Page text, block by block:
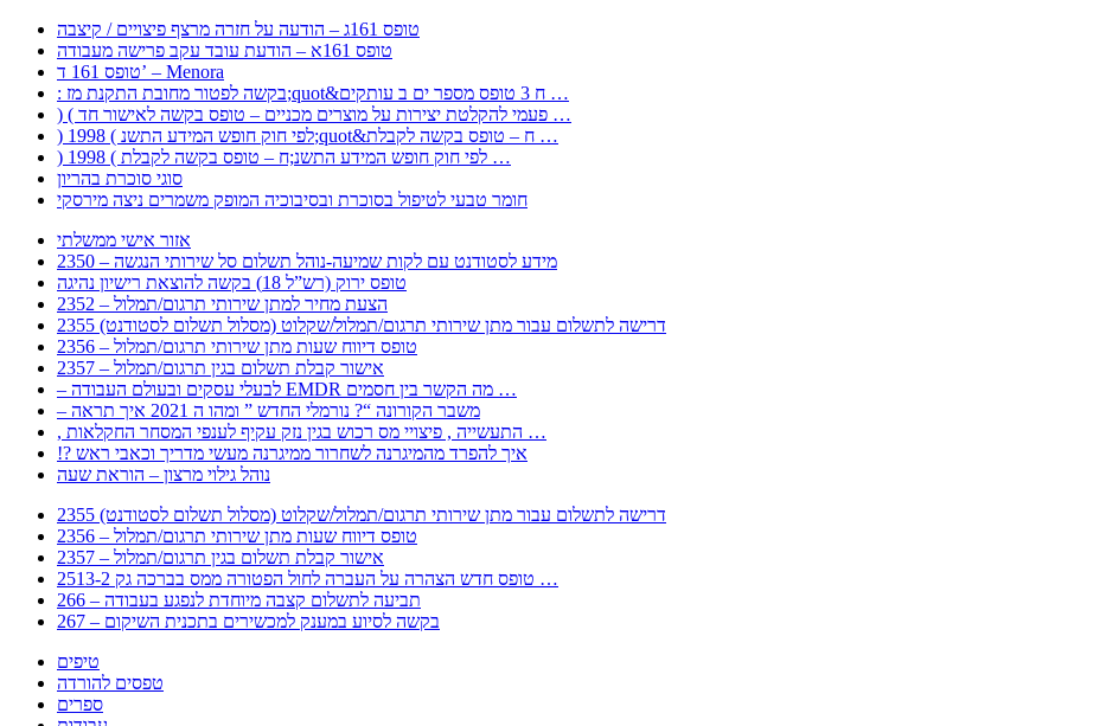
טופס 161ג – הודעה על חזרה מרצף פיצויים / קיצבה
טופס 161א – הודעת עובד עקב פרישה מעבודה
טופס 161 ד’ – Menora
: בקשה לפטור מחובת התקנת מז;quot&ח 3 טופס מספר ים ב עותקים …
) ( פעמי להקלטת יצירות על מוצרים מכניים – טופס בקשה לאישור חד …
) 1998 ( לפי חוק חופש המידע התשנ;quot&ח – טופס בקשה לקבלת …
) 1998 ( לפי חוק חופש המידע התשנ;ח – טופס בקשה לקבלת …
סוגי סוכרת בהריון
חומר טבעי לטיפול בסוכרת ובסיבוכיה המופק משמרים ניצה מירסקי
אזור אישי ממשלתי
2350 – מידע לסטודנט עם לקות שמיעה-נוהל תשלום סל שירותי הנגשה
טופס ירוק (רש”ל 18) בקשה להוצאת רישיון נהיגה
2352 – הצעת מחיר למתן שירותי תרגום/תמלול
2355 דרישה לתשלום עבור מתן שירותי תרגום/תמלול/שקלוט (מסלול תשלום לסטודנט)
2356 – טופס דיווח שעות מתן שירותי תרגום/תמלול
2357 – אישור קבלת תשלום בגין תרגום/תמלול
– לבעלי עסקים ובעולם העבודה EMDR מה הקשר בין חסמים …
– משבר הקורונה “? נורמלי החדש ” ומהו ה 2021 איך תראה
, התעשייה , פיצויי מס רכוש בגין נזק עקיף לענפי המסחר החקלאות …
!? איך להפרד מהמיגרנה לשחרור ממיגרנה מעשי מדריך וכאבי ראש
נוהל גילוי מרצון – הוראת שעה
2355 דרישה לתשלום עבור מתן שירותי תרגום/תמלול/שקלוט (מסלול תשלום לסטודנט)
2356 – טופס דיווח שעות מתן שירותי תרגום/תמלול
2357 – אישור קבלת תשלום בגין תרגום/תמלול
2513-2 טופס חדש הצהרה על העברה לחול הפטורה ממס בברכה גק …
266 – תביעה לתשלום קצבה מיוחדת לנפגע בעבודה
267 – בקשה לסיוע במענק למכשירים בתכנית השיקום
טיפים
טפסים להורדה
ספרים